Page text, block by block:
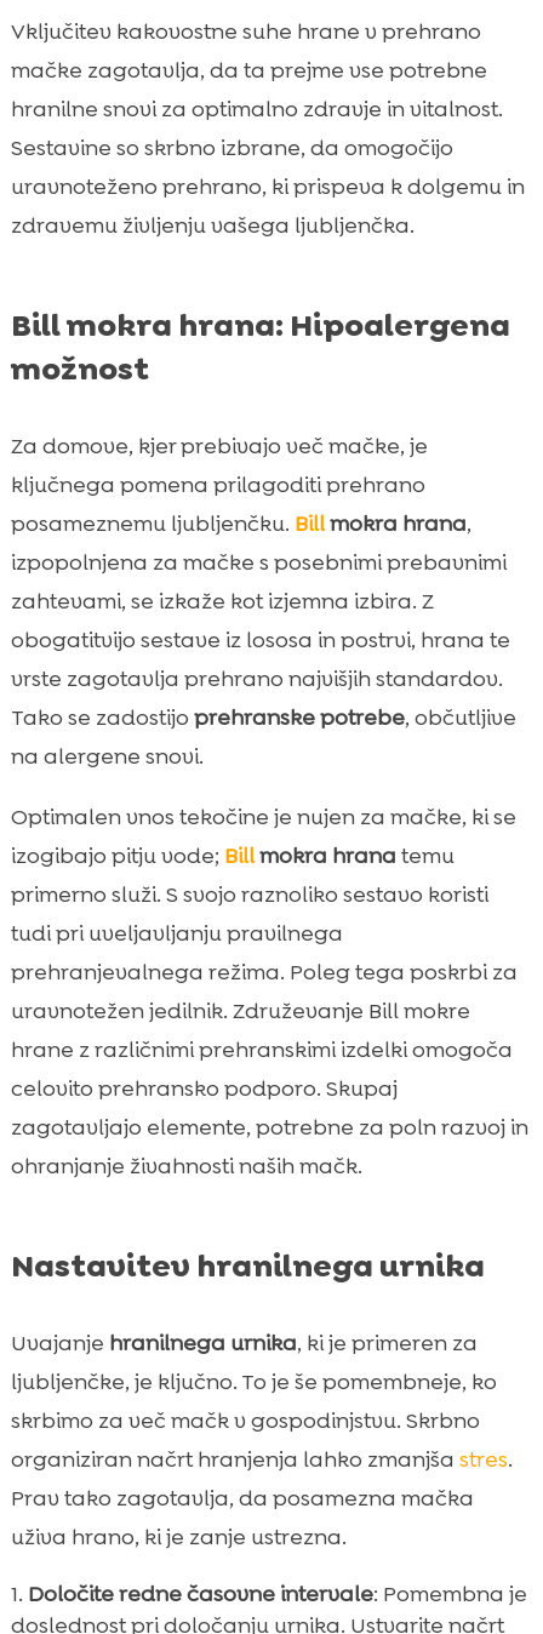
Vključitev kakovostne suhe hrane v prehrano
mačke zagotavlja, da ta prejme vse potrebne
hranilne snovi za optimalno zdravje in vitalnost.
Sestavine so skrbno izbrane, da omogočijo
uravnoteženo prehrano, ki prispeva k dolgemu in
zdravemu življenju vašega ljubljenčka.
Bill mokra hrana: Hipoalergena
možnost
Za domove, kjer prebivajo več mačke, je
ključnega pomena prilagoditi prehrano
posameznemu ljubljenčku. Billmokra hrana,
izpopolnjena za mačke s posebnimi prebavnimi
zahtevami, se izkaže kot izjemna izbira. Z
obogatitvijo sestave iz lososa in postrvi, hrana te
vrste zagotavlja prehrano najvišjih standardov.
Tako se zadostijo prehranske potrebe, občutljive
na alergene snovi.
Optimalen vnos tekočine je nujen za mačke, ki se
izogibajo pitju vode; Billmokra hrana temu
primerno služi. S svojo raznoliko sestavo koristi
tudi pri uveljavljanju pravilnega
prehranjevalnega režima. Poleg tega poskrbi za
uravnotežen jedilnik. Združevanje Bill mokre
hrane z različnimi prehranskimi izdelki omogoča
celovito prehransko podporo. Skupaj
zagotavljajo elemente, potrebne za poln razvoj in
ohranjanje živahnosti naših mačk.
Nastavitev hranilnega urnika
Uvajanje hranilnega urnika, ki je primeren za
ljubljenčke, je ključno. To je še pomembneje, ko
skrbimo za več mačk v gospodinjstvu. Skrbno
organiziran načrt hranjenja lahko zmanjša stres.
Prav tako zagotavlja, da posamezna mačka
uživa hrano, ki je zanje ustrezna.
Določite redne časovne intervale: Pomembna je
doslednost pri določanju urnika. Ustvarite načrt